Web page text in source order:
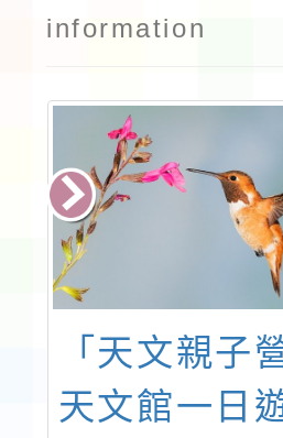
information
「天文親子
天文館一日